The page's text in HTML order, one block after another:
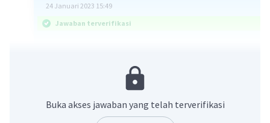
24 Januari 2023 15:49
Jawaban terverifikasi
Kodomain = {2,5,8,11,14}
Buka akses jawaban yang telah terverifikasi